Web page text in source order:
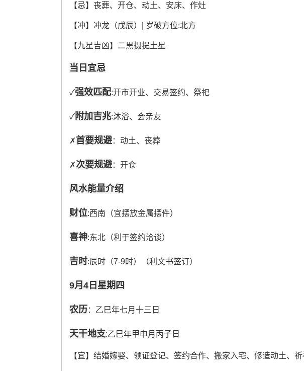
【忌】丧葬、开仓、动土、安床、作灶
【冲】冲龙（戊辰）| 岁破方位:北方
【九星吉凶】二黒摄提土星
当日宜忌
✓强效匹配:开市开业、交易签约、祭祀
✓附加吉兆:沐浴、会亲友
✗首要规避：动土、丧葬
✗次要规避：开仓
风水能量介绍
财位:西南（宜摆放金属摆件）
喜神:东北（利于签约洽谈）
吉时:辰时（7-9时）（利文书签订）
9月4日星期四
农历：乙巳年七月十三日
天干地支:乙巳年甲申月丙子日
【宜】结婚嫁娶、领证登记、签约合作、搬家入宅、修造动土、